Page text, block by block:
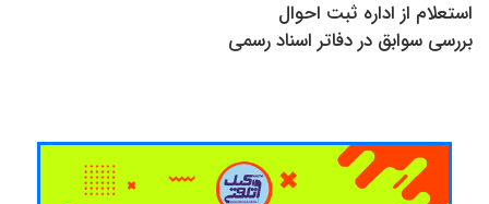
استعلام از اداره ثبت احوال
بررسی سوابق در دفاتر اسناد رسمی